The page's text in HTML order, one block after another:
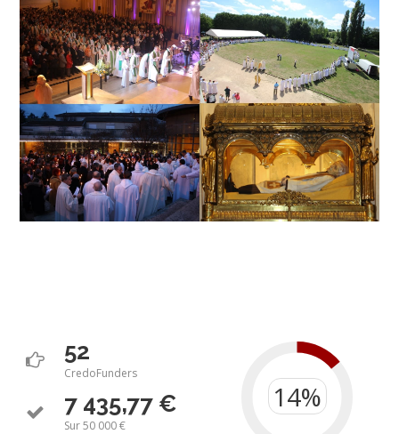
52
CredoFunders
7 435,77 €
Sur 50 000 €